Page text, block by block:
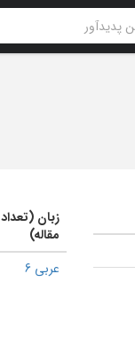
زبان (تعداد
مقاله)
عربی 6